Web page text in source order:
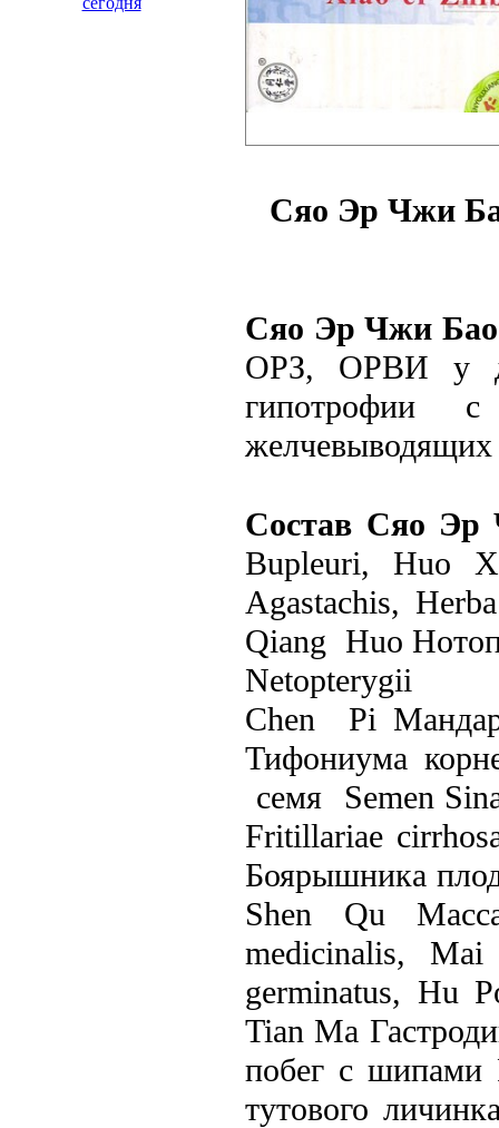
Сяо Эр Чжи
Сяо Эр Чжи Бао
ОРЗ, ОРВИ у
гипотрофии
желчевыводящих
Состав Сяо Эр
Bupleuri,
Huo
Agastachis,
Qiang Huo
Netopterygii
Chen Pi
Тифониума
cемя Semen
Fritillariaе
Боярышника
Shen Qu
medicinalis,
Mai
germinatus, Hu
Tian Ma
побег с шипами
тутового